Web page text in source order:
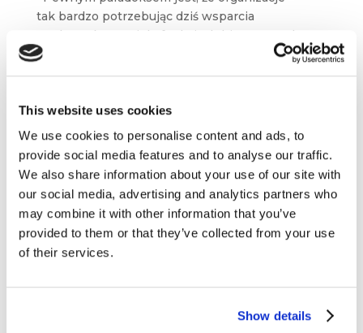
This website uses cookies
We use cookies to personalise content and ads, to
provide social media features and to analyse our traffic.
We also share information about your use of our site with
our social media, advertising and analytics partners who
may combine it with other information that you’ve
provided to them or that they’ve collected from your use
of their services.
Show details
tak bardzo potrzebując dziś wsparcia
marketerów w wielu funkcjach biznesowych –
wciąż boją się im zaufać. I nierzadko nie potrafią
ich w pełni zrozumieć. Odpowiedzią na tego...